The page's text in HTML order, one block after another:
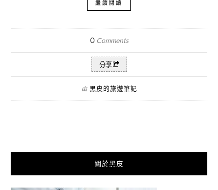
繼續閱讀
0 Comments
分享
由 黑皮的旅遊筆記
關於黑皮